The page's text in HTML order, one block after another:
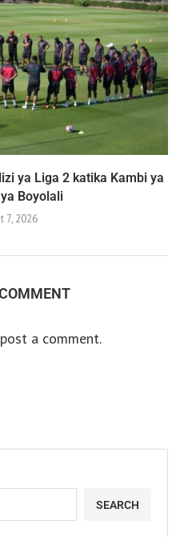
ya Liga 2 katika Kambi ya
Boyolali
7, 2026
a comment.
SEARCH